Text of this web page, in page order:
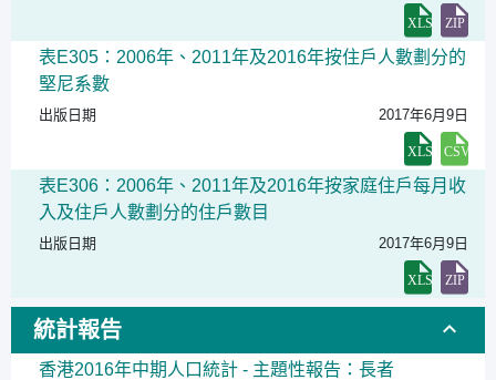
表E305：2006年、2011年及2016年按住戶人數劃分的
堅尼系數
出版日期 2017年6月9日
表E306：2006年、2011年及2016年按家庭住戶每月收
入及住戶人數劃分的住戶數目
出版日期 2017年6月9日
統計報告
香港2016年中期人口統計 - 主題性報告：長者